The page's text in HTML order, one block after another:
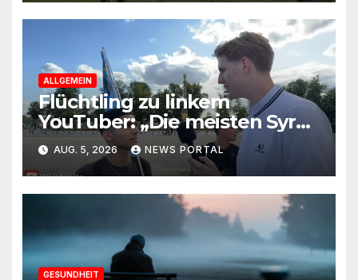
ALLGEMEIN
Flüchtling zu linkem
YouTuber: „Die meisten Syrer
kommen wegen der
Sozialleistungen“
AUG. 5, 2026 NEWS PORTAL
GESUNDHEIT